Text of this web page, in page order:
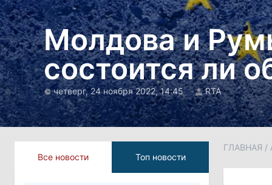
Молдова и
состоится ли
четверг, 24 ноября 2022, 14:45 RTA
Все новости Топ новости
ГЛАВНАЯ /